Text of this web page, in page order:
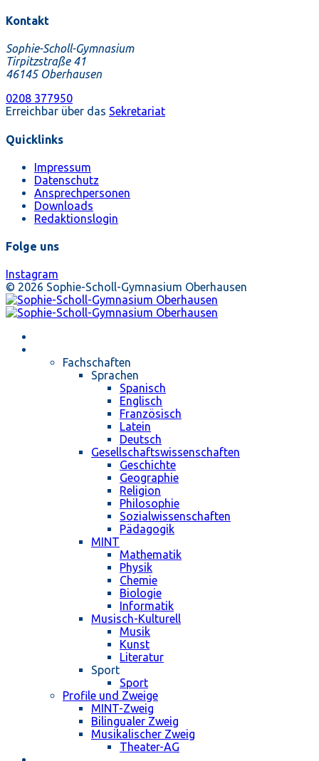
Kontakt
Sophie-Scholl-Gymnasium
Tirpitzstraße 41
46145 Oberhausen
0208 377950
Erreichbar über das Sekretariat
Quicklinks
Impressum
Datenschutz
Ansprechpersonen
Downloads
Redaktionslogin
Folge uns
Instagram
© 2026 Sophie-Scholl-Gymnasium Oberhausen
Fachschaften
Sprachen
Spanisch
Englisch
Französisch
Latein
Deutsch
Gesellschaftswissenschaften
Geschichte
Geographie
Religion
Philosophie
Sozialwissenschaften
Pädagogik
MINT
Mathematik
Physik
Chemie
Biologie
Informatik
Musisch-Kulturell
Musik
Kunst
Literatur
Sport
Sport
Profile und Zweige
MINT-Zweig
Bilingualer Zweig
Musikalischer Zweig
Theater-AG